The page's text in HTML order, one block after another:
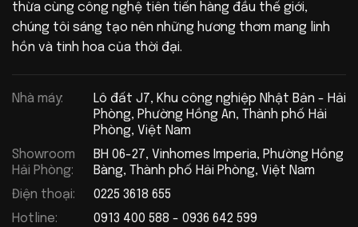
thừa cùng công nghệ tiên tiến hàng đầu thế giới,
chúng tôi sáng tạo nên những hương thơm mang linh
hồn và tinh hoa của thời đại.
Nhà máy:
Lô đất J7, Khu công nghiệp Nhật Bản - Hải
Phòng, Phường Hồng An, Thành phố Hải
Phòng, Việt Nam
Showroom
Hải Phòng:
BH 06-27, Vinhomes Imperia, Phường Hồng
Bàng, Thành phố Hải Phòng, Việt Nam
Điện thoại:
0225 3618 655
Hotline:
0913 400 588 - 0936 642 599